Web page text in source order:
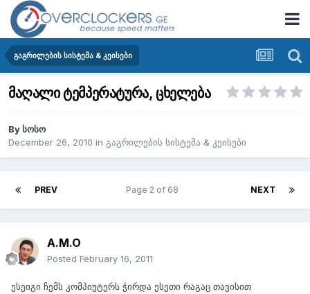
გაგრილების სისტემა & კეისები
მაღალი ტემპერატურა, ცხელება
Byსოსო
December 26, 2010 in გაგრილების სისტემა & კეისები
PREV NEXT
Page 2 of 68
A.M.O
Posted February 16, 2011
ესეიგი ჩემს კომპიუტერს ჭირდა ესეთი რაგაც თავისით